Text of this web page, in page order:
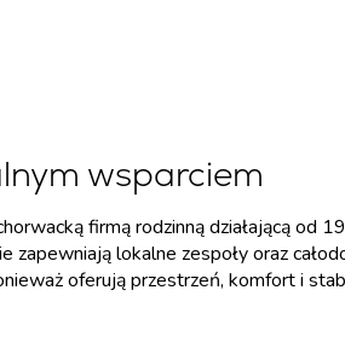
wsparciem
firmą rodzinną działającą od
lokalne zespoły oraz
oferują przestrzeń, komfort i